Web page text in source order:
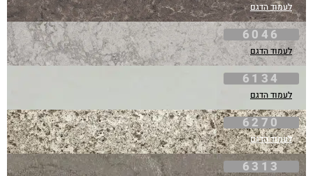
לעמוד הדגם
6046
לעמוד הדגם
6134
לעמוד הדגם
6270
לעמוד הדגם
6313